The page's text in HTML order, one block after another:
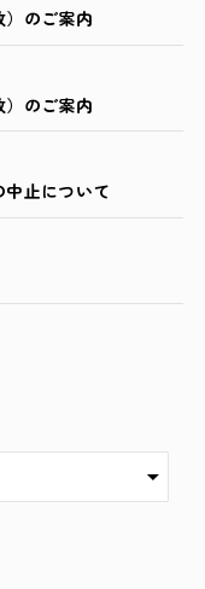
のご案内
のご案内
止について